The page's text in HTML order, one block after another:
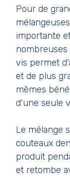
Pour de
importante
nombreuses
vis permet
et de plus
mêmes
d'une seule
Le mélange
couteaux
produit
et retombe